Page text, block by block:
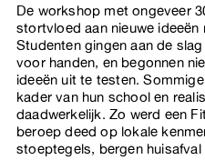
De workshop met ongeveer
stortvloed aan nieuwe
Studenten gingen aan de
voor handen, en begonnen
ideeën uit te testen.
kader van hun school en
daadwerkelijk. Zo werd een
beroep deed op lokale
stoeptegels, bergen